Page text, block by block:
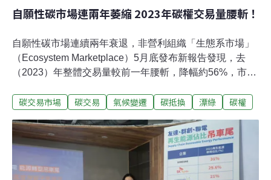
自願性碳市場連兩年萎縮 2023年碳權交易量腰斬！
自願性碳市場連續兩年衰退，非營利組織「生態系市場」
（Ecosystem Marketplace）5月底發布新報告發現，去
（2023）年整體交易量較前一年腰斬，降幅約56%，市值
新台幣234億元），有分析認為當前碳市場處於兩個成長
波動較劇烈時以不參與的方式避險，且顯示正在朝高品質
方向發展。碳交易受漂綠衝擊大幅衰退，REDD+衝擊最大
生態系市場報告分析，媒體報導碳權可信度受質疑是市場
萎縮的原因之一，加上方法學更新緩慢，更加難以提振買
碳交易市場 碳交易 氣候變遷 碳抵換 漂綠 碳權